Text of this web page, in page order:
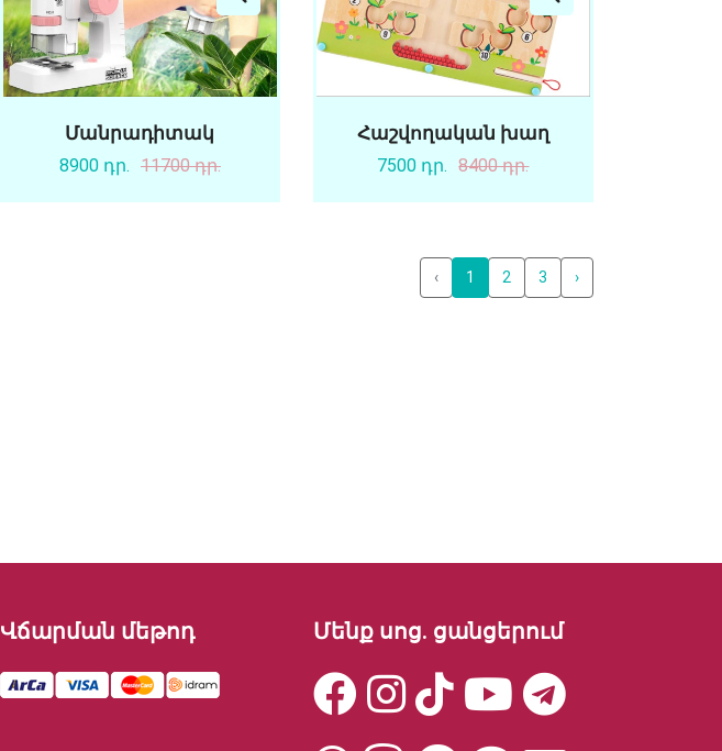
Մանրադիտակ
8900 դր. 11700 դր.
Հաշվողական խաղ
7500 դր. 8400 դր.
‹ 1 2 3 ›
Վճարման մեթոդ Մենք սոց. ցանցերում